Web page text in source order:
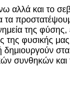
και το
τα
της φύσης,
της φυσικής
δημιουργούν
συνθηκών